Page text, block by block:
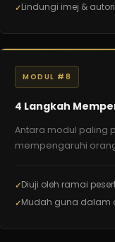
Lindungi imej &
MODUL #8
4 Langkah
Antara modul paling
mempengaruhi
Diuji oleh ramai
Mudah guna dalam